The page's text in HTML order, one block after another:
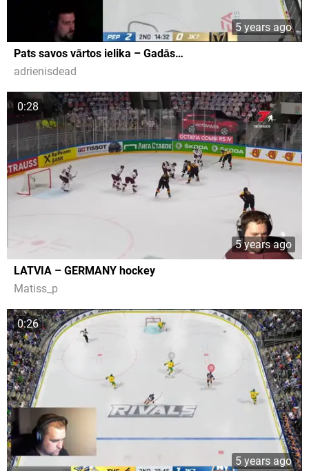
5 years ago
Pats savos vārtos ielika – Gadās…
adrienisdead
0:28
5 years ago
LATVIA – GERMANY hockey
Matiss_p
0:26
5 years ago